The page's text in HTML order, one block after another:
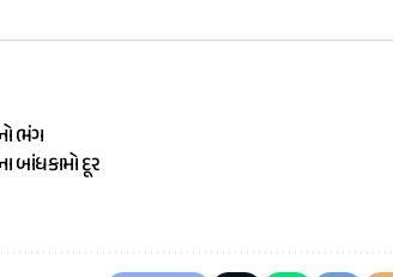
ભંગ
બાંધકામો દૂર